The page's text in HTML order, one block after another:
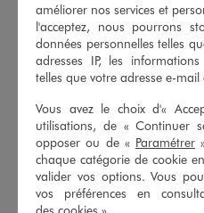
Basé sur24 avis soumis à un
contrôle
Voir tous les avis sur ce site
5étoiles
4étoiles
3étoiles
2étoiles
améliorer nos services et
l'acceptez, nous pourrons
données personnelles telles
adresses IP, les
telles que votre adresse e-
Vous avez le choix d'«
utilisations, de « Continuer
opposer ou de « Paramétrer
chaque catégorie de cookie
valider vos options. Vous
vos préférences en